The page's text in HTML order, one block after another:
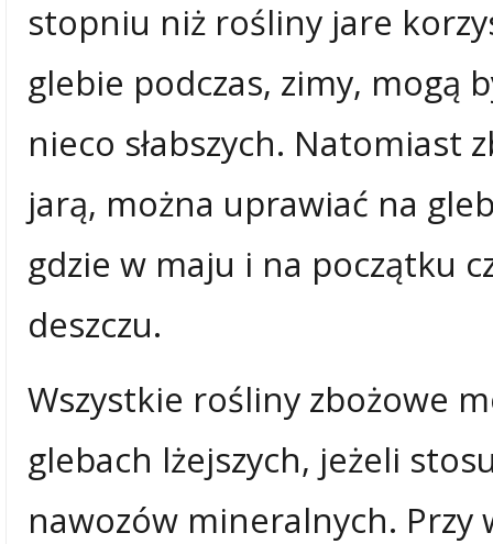
stopniu niż rośliny jare
glebie podczas, zimy, mogą
nieco słabszych. Natomiast
jarą, można uprawiać na
gdzie w maju i na początku
deszczu.
Wszystkie rośliny zbożowe
glebach lżejszych, jeżeli
nawozów mineralnych.